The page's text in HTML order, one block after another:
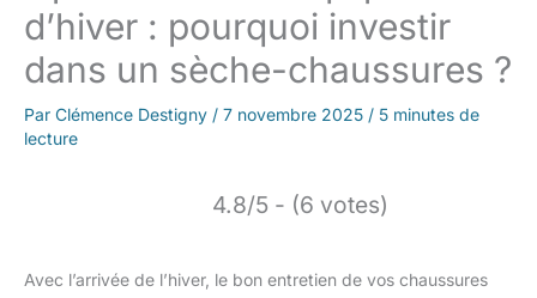
d’hiver : pourquoi investir
dans un sèche-chaussures ?
Par Clémence Destigny / 7 novembre 2025 / 5 minutes de
lecture
4.8/5 - (6 votes)
Avec l’arrivée de l’hiver, le bon entretien de vos chaussures